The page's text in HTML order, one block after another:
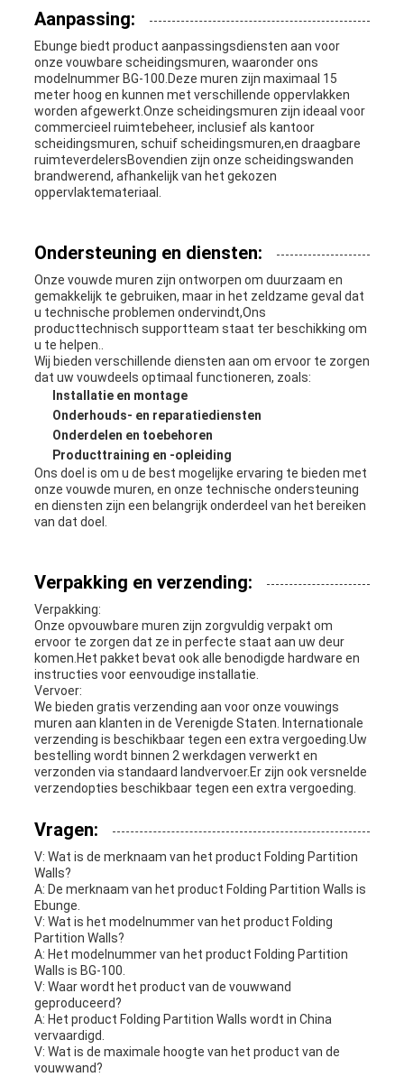
Aanpassing:
Ebunge biedt product aanpassingsdiensten aan voor
onze vouwbare scheidingsmuren, waaronder ons
modelnummer BG-100.Deze muren zijn maximaal 15
meter hoog en kunnen met verschillende oppervlakken
worden afgewerkt.Onze scheidingsmuren zijn ideaal voor
commercieel ruimtebeheer, inclusief als kantoor
scheidingsmuren, schuif scheidingsmuren,en draagbare
ruimteverdelersBovendien zijn onze scheidingswanden
brandwerend, afhankelijk van het gekozen
oppervlaktemateriaal.
Ondersteuning en diensten:
Onze vouwde muren zijn ontworpen om duurzaam en
gemakkelijk te gebruiken, maar in het zeldzame geval dat
u technische problemen ondervindt,Ons
producttechnisch supportteam staat ter beschikking om
u te helpen..
Wij bieden verschillende diensten aan om ervoor te zorgen
dat uw vouwdeels optimaal functioneren, zoals:
Installatie en montage
Onderhouds- en reparatiediensten
Onderdelen en toebehoren
Producttraining en -opleiding
Ons doel is om u de best mogelijke ervaring te bieden met
onze vouwde muren, en onze technische ondersteuning
en diensten zijn een belangrijk onderdeel van het bereiken
van dat doel.
Verpakking en verzending:
Verpakking:
Onze opvouwbare muren zijn zorgvuldig verpakt om
ervoor te zorgen dat ze in perfecte staat aan uw deur
komen.Het pakket bevat ook alle benodigde hardware en
instructies voor eenvoudige installatie.
Vervoer:
We bieden gratis verzending aan voor onze vouwings
muren aan klanten in de Verenigde Staten. Internationale
verzending is beschikbaar tegen een extra vergoeding.Uw
bestelling wordt binnen 2 werkdagen verwerkt en
verzonden via standaard landvervoer.Er zijn ook versnelde
verzendopties beschikbaar tegen een extra vergoeding.
Vragen:
V: Wat is de merknaam van het product Folding Partition
Walls?
A: De merknaam van het product Folding Partition Walls is
Ebunge.
V: Wat is het modelnummer van het product Folding
Partition Walls?
A: Het modelnummer van het product Folding Partition
Walls is BG-100.
V: Waar wordt het product van de vouwwand
geproduceerd?
A: Het product Folding Partition Walls wordt in China
vervaardigd.
V: Wat is de maximale hoogte van het product van de
vouwwand?